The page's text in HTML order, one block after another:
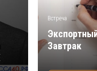
Встреча
Завтрак